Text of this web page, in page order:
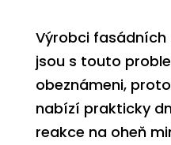
Výrobci fasádních
jsou s touto
obeznámeni,
nabízí prakticky
reakce na oheň